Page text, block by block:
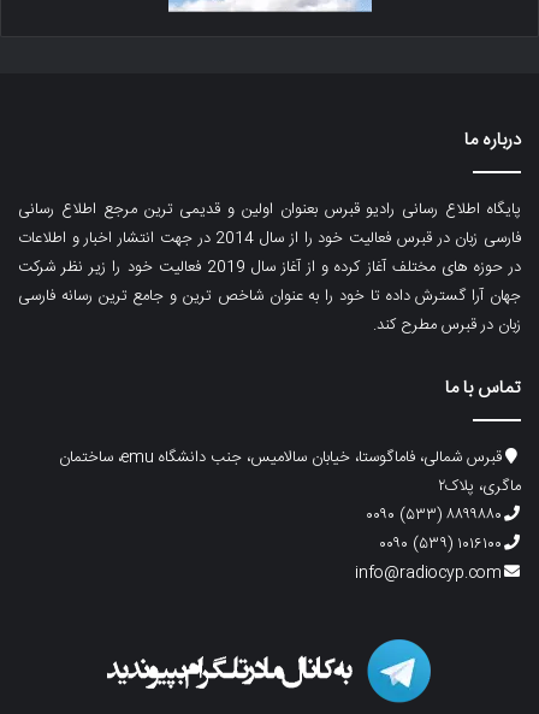
درباره ما
پایگاه اطلاع رسانی رادیو قبرس بعنوان اولین و قدیمی ترین مرجع اطلاع رسانی
فارسی زبان در قبرس فعالیت خود را از سال 2014 در جهت انتشار اخبار و اطلاعات
در حوزه های مختلف آغاز کرده و از آغاز سال 2019 فعالیت خود را زیر نظر شرکت
جهان آرا گسترش داده تا خود را به عنوان شاخص ترین و جامع ترین رسانه فارسی
زبان در قبرس مطرح کند.
تماس با ما
قبرس شمالی، فاماگوستا، خیابان سالامیس، جنب دانشگاه emu، ساختمان
ماگری، پلاک۲
۸۸۹۹۸۸۰ (۵۳۳) ۰۰۹۰
۱۰۱۶۱۰۰ (۵۳۹) ۰۰۹۰
info@radiocyp.com